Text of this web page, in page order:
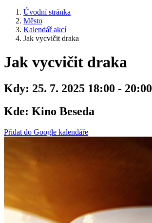
Úvodní stránka
Město
Kalendář akcí
Jak vycvičit draka
Jak vycvičit draka
Kdy: 25. 7. 2025 18:00 - 20:00
Kde: Kino Beseda
Přidat do Google kalendáře